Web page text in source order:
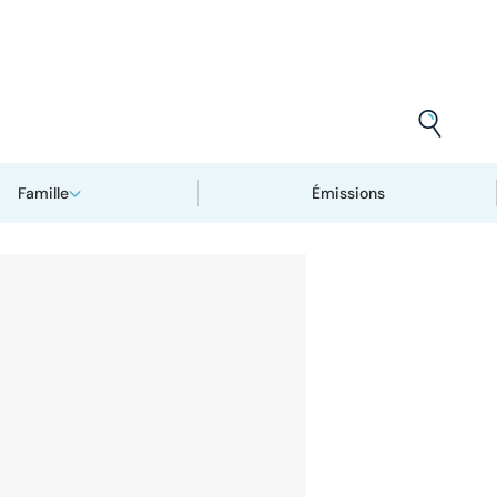
Famille Émissions